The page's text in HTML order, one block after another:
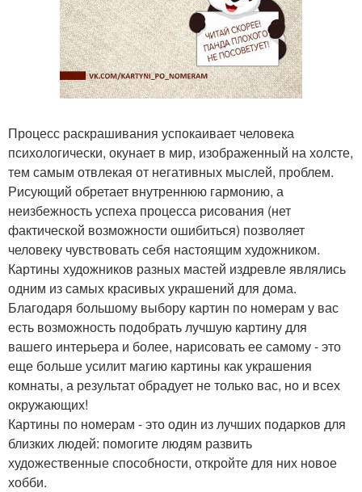
Процесс раскрашивания успокаивает человека
психологически, окунает в мир, изображенный на холсте,
тем самым отвлекая от негативных мыслей, проблем.
Рисующий обретает внутреннюю гармонию, а
неизбежность успеха процесса рисования (нет
фактической возможности ошибиться) позволяет
человеку чувствовать себя настоящим художником.
Картины художников разных мастей издревле являлись
одним из самых красивых украшений для дома.
Благодаря большому выбору картин по номерам у вас
есть возможность подобрать лучшую картину для
вашего интерьера и более, нарисовать ее самому - это
еще больше усилит магию картины как украшения
комнаты, а результат обрадует не только вас, но и всех
окружающих!
Картины по номерам - это один из лучших подарков для
близких людей: помогите людям развить
художественные способности, откройте для них новое
хобби.